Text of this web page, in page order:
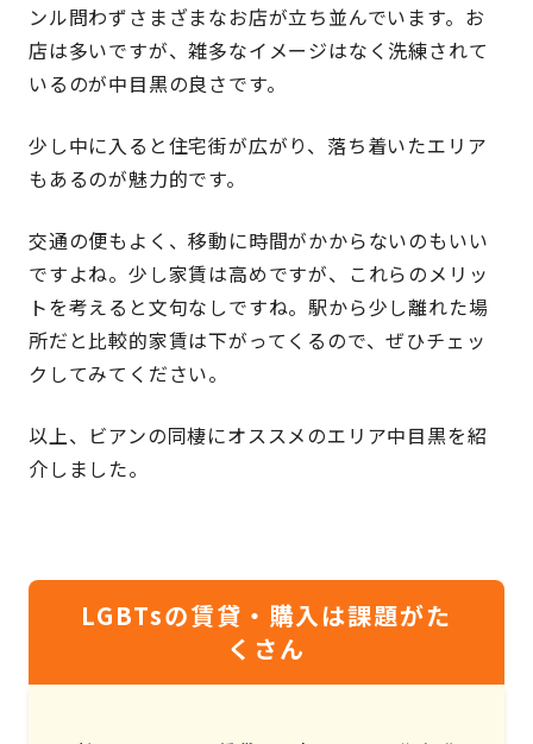
ンル問わずさまざまなお店が立ち並んでいます。お
店は多いですが、雑多なイメージはなく洗練されて
いるのが中目黒の良さです。
少し中に入ると住宅街が広がり、落ち着いたエリア
もあるのが魅力的です。
交通の便もよく、移動に時間がかからないのもいい
ですよね。少し家賃は高めですが、これらのメリッ
トを考えると文句なしですね。駅から少し離れた場
所だと比較的家賃は下がってくるので、ぜひチェッ
クしてみてください。
以上、ビアンの同棲にオススメのエリア中目黒を紹
介しました。
LGBTsの賃貸・購入は課題がた
くさん